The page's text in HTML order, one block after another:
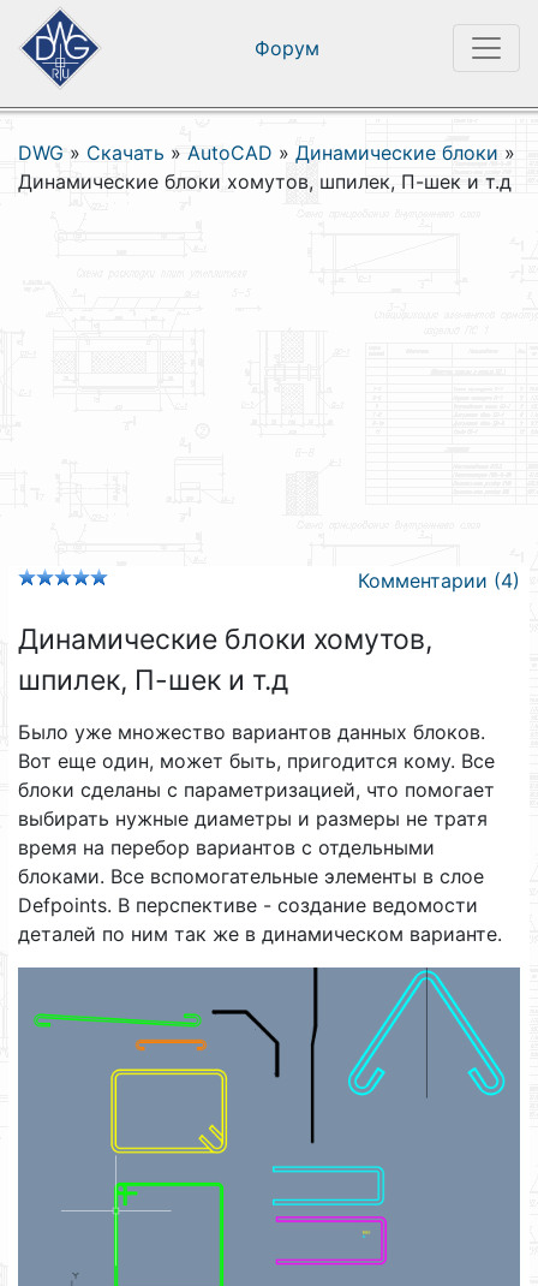
Форум
DWG » Скачать » AutoCAD » Динамические блоки »
Динамические блоки хомутов, шпилек, П-шек и т.д
Комментарии (4)
Динамические блоки хомутов,
шпилек, П-шек и т.д
Было уже множество вариантов данных блоков.
Вот еще один, может быть, пригодится кому. Все
блоки сделаны с параметризацией, что помогает
выбирать нужные диаметры и размеры не тратя
время на перебор вариантов с отдельными
блоками. Все вспомогательные элементы в слое
Defpoints. В перспективе - создание ведомости
деталей по ним так же в динамическом варианте.